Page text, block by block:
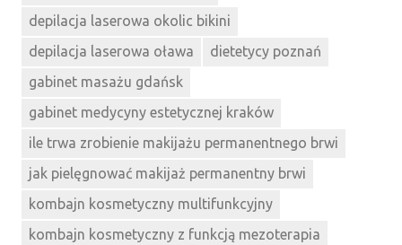
depilacja laserowa okolic bikini
depilacja laserowa oława
dietetycy poznań
gabinet masażu gdańsk
gabinet medycyny estetycznej kraków
ile trwa zrobienie makijażu permanentnego brwi
jak pielęgnować makijaż permanentny brwi
kombajn kosmetyczny multifunkcyjny
kombajn kosmetyczny z funkcją mezoterapia